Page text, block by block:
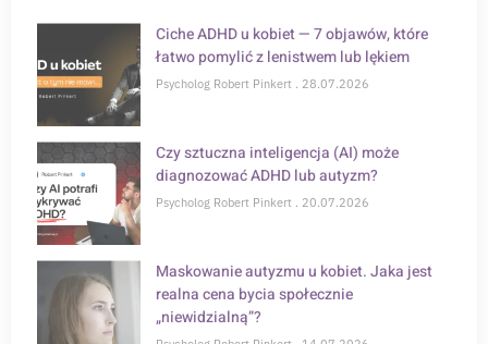
Ciche ADHD u kobiet — 7 objawów, które
łatwo pomylić z lenistwem lub lękiem
Psycholog Robert Pinkert 28.07.2026
Czy sztuczna inteligencja (AI) może
diagnozować ADHD lub autyzm?
Psycholog Robert Pinkert 20.07.2026
Maskowanie autyzmu u kobiet. Jaka jest
realna cena bycia społecznie
„niewidzialną”?